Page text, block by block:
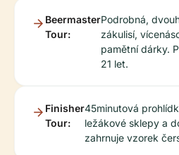
Beermaster
Tour:
Podrobná,
zákulisí,
pamětní dárky.
21 let.
Finisher
Tour:
45minutová
ležákové sklepy a
zahrnuje vzorek